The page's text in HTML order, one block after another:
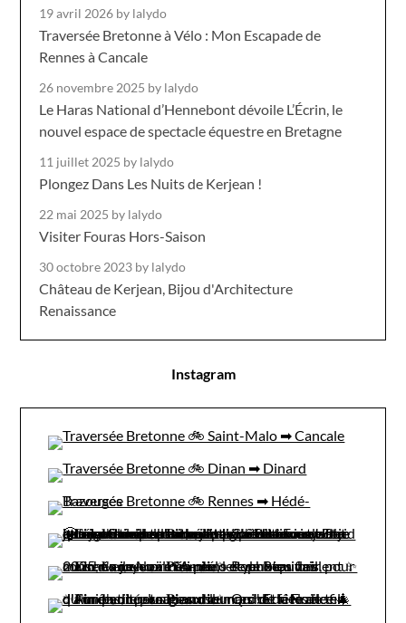
19 avril 2026 by lalydo
Traversée Bretonne à Vélo : Mon Escapade de
Rennes à Cancale
26 novembre 2025 by lalydo
Le Haras National d’Hennebont dévoile L’Écrin, le
nouvel espace de spectacle équestre en Bretagne
11 juillet 2025 by lalydo
Plongez Dans Les Nuits de Kerjean !
22 mai 2025 by lalydo
Visiter Fouras Hors-Saison
30 octobre 2023 by lalydo
Château de Kerjean, Bijou d'Architecture
Renaissance
Instagram